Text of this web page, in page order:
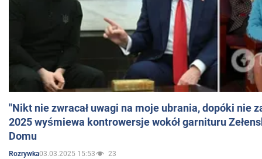
"Nikt nie zwracał uwagi na moje ubrania, dopóki nie
2025 wyśmiewa kontrowersje wokół garnituru
Domu
Rozrywka03.03.2025 15:53 23